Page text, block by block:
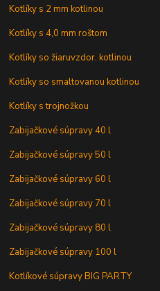
Kotlíky s 2 mm kotlinou
Kotlíky s 4,0 mm roštom
Kotlíky so žiaruvzdor. kotlinou
Kotlíky so smaltovanou kotlinou
Kotlíky s trojnožkou
Zabijačkové súpravy 40 l
Zabijačkové súpravy 50 l
Zabijačkové súpravy 60 l
Zabijačkové súpravy 70 l
Zabijačkové súpravy 80 l
Zabijačkové súpravy 100 l
Kotlíkové súpravy BIG PARTY